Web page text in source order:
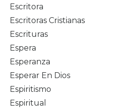
Escritora
Escritoras Cristianas
Escrituras
Espera
Esperanza
Esperar En Dios
Espiritismo
Espiritual